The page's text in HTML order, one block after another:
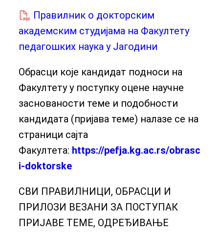
Правилник о докторским
академским студијама на Факултету
педагошких наука у Јагодини
Обрасци које кандидат подноси на
Факултету у поступку оцене научне
заснованости теме и подобности
кандидата (пријава теме) налазе се на
страници сајта
Факултета: https://pefja.kg.ac.rs/obrasc
i-doktorske
СВИ ПРАВИЛНИЦИ, ОБРАСЦИ И
ПРИЛОЗИ ВЕЗАНИ ЗА ПОСТУПАК
ПРИЈАВЕ ТЕМЕ, ОДРЕЂИВАЊЕ